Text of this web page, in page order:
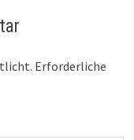
Erforderliche